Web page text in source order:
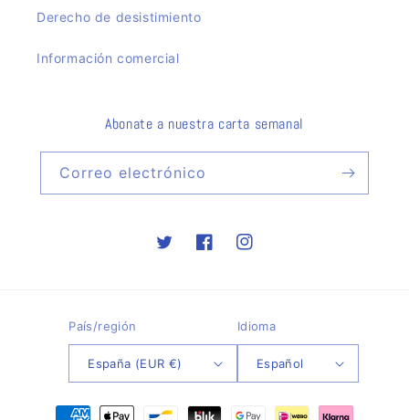
Derecho de desistimiento
Información comercial
Abonate a nuestra carta semanal
Correo electrónico
TwitterFacebookInstagram
País/región
España (EUR €)
Idioma
Español
Formas